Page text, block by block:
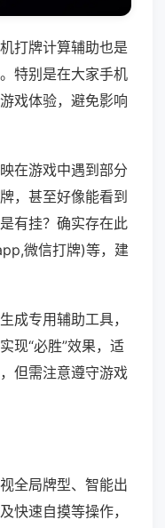
打牌计算辅助也是
特别是在大家手机
戏体验，避免影响
在游戏中遇到部分
，甚至好像能看到
有挂？确实存在此
微信打牌)等，建
成专用辅助工具，
现“必胜”效果，适
但需注意遵守游戏
全局牌型、智能出
快速自摸等操作，